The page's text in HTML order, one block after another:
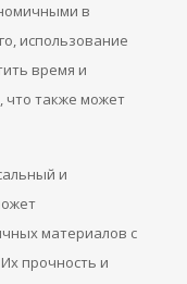
в
использование
время и
что также может
и
материалов с
прочность и